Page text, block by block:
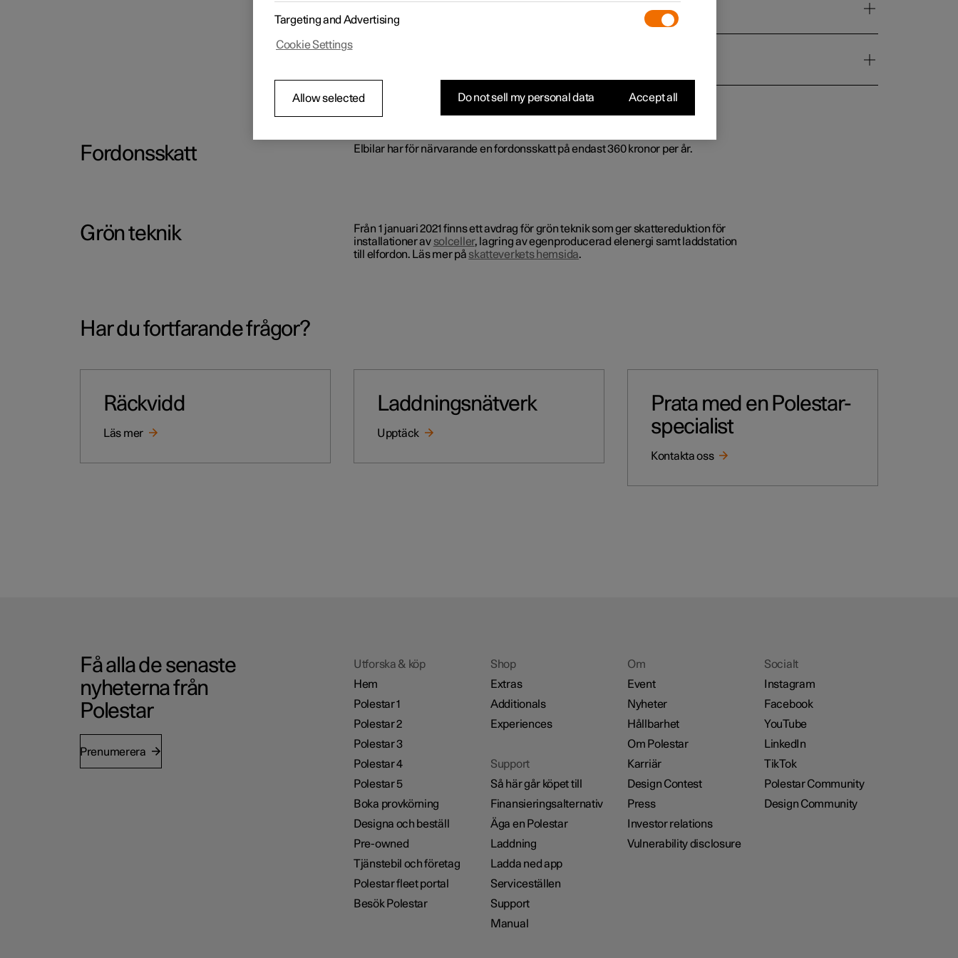
Fordonsskatt Elbilar har för närvarande en fordonsskatt på endast 360 kronor per år.
Grön teknik
Från 1 januari 2021 finns ett avdrag för grön teknik som ger skattereduktion för
installationer av solceller, lagring av egenproducerad elenergi samt laddstation
till elfordon. Läs mer på skatteverkets hemsida.
Har du fortfarande frågor?
Räckvidd
Läs mer
Laddningsnätverk
Upptäck
Prata med en Polestar-
specialist
Kontakta oss
Få alla de senaste
nyheterna från
Polestar
Prenumerera
Utforska & köp
Hem
Polestar 1
Polestar 2
Polestar 3
Polestar 4
Polestar 5
Boka provkörning
Designa och beställ
Pre-owned
Tjänstebil och företag
Polestar fleet portal
Besök Polestar
Shop
Extras
Additionals
Experiences
Support
Så här går köpet till
Finansieringsalternativ
Äga en Polestar
Laddning
Ladda ned app
Serviceställen
Support
Manual
Om
Event
Nyheter
Hållbarhet
Om Polestar
Karriär
Design Contest
Press
Investor relations
Vulnerability disclosure
Socialt
Instagram
Facebook
YouTube
LinkedIn
TikTok
Polestar Community
Design Community
Targeting and Advertising
Cookie Settings
Allow selected Do not sell my personal data Accept all